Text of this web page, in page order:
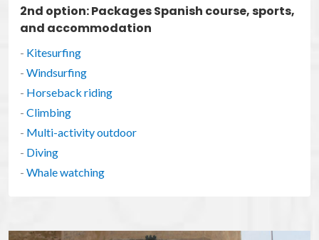
2nd option: Packages Spanish course, sports,
and accommodation
- Kitesurfing
- Windsurfing
- Horseback riding
- Climbing
- Multi-activity outdoor
- Diving
- Whale watching